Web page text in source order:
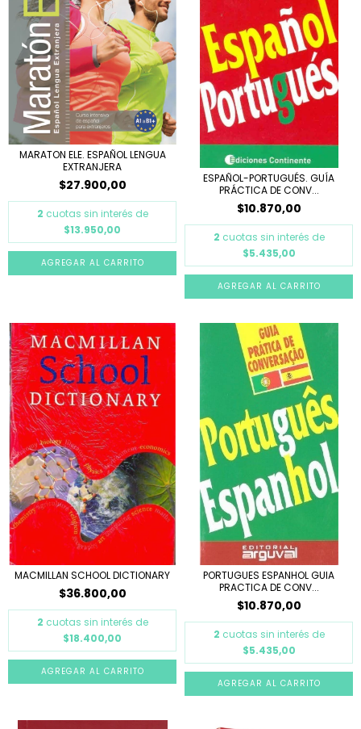
MARATON ELE. ESPAÑOL LENGUA
EXTRANJERA
$27.900,00
2 cuotas sin interés de
$13.950,00
ESPAÑOL-PORTUGUÉS. GUÍA
PRÁCTICA DE CONV...
$10.870,00
2 cuotas sin interés de
$5.435,00
MACMILLAN SCHOOL DICTIONARY
$36.800,00
2 cuotas sin interés de
$18.400,00
PORTUGUES ESPANHOL GUIA
PRACTICA DE CONV...
$10.870,00
2 cuotas sin interés de
$5.435,00